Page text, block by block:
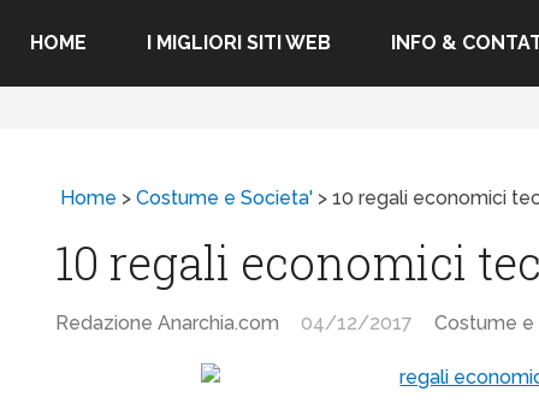
HOME I MIGLIORI SITI WEB INFO &
Home >Costume e Societa' >10 regali economici
10 regali economici
Redazione Anarchia.com 04/12/2017 Costume e